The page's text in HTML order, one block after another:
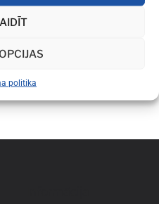
politika